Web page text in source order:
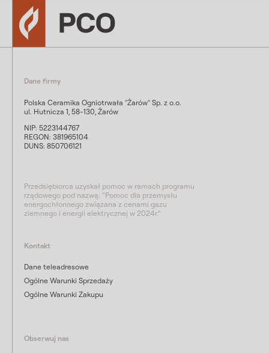
Dane firmy
Polska Ceramika Ogniotrwała "Żarów" Sp. z o.o.
ul. Hutnicza 1, 58-130, Żarów
NIP: 5223144767
REGON: 381965104
DUNS: 850706121
Przedsiębiorca uzyskał pomoc w ramach programu
rządowego pod nazwą: “Pomoc dla przemysłu
energochłonnego związana z cenami gazu
ziemnego i energii elektrycznej w 2024r.”
Kontakt
Dane teleadresowe
Ogólne Warunki Sprzedaży
Ogólne Warunki Zakupu
Obserwuj nas